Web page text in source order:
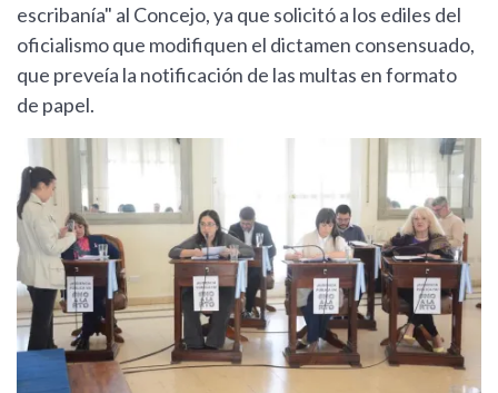
escribanía" al Concejo, ya que solicitó a los ediles del
oficialismo que modifiquen el dictamen consensuado,
que preveía la notificación de las multas en formato
de papel.